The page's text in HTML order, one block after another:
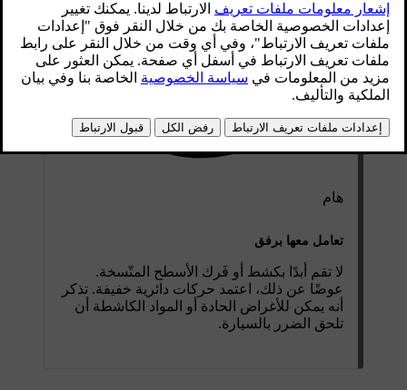
هام
تعامل معها برفق
لا تقم أبدًا بكشط أو فَرك الأسطح المتّسخة.
عوضًا عن ذلك، اعتمد حركات دائرية خفيفة. تذكر
أنه يمكن للأغراض الحادة أو المواد الكاشطة أن
تلحق الضرر بالسيارة.